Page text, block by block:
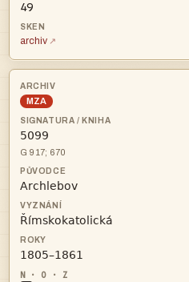
49
archiv
MZA

G 917; 670


